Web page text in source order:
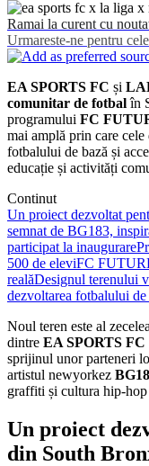
Ramai la curent cu
Urmareste-ne pentru
EA SPORTS FC și
comunitar de fotbalîn
programului FC
mai amplă prin care
fotbalului de bază și
educație și activități
Continut
Un proiect dezvoltat
semnat de BG183,
participat la inaugurare
500 de eleviFC
realăDesignul terenului
dezvoltarea fotbalului de
Noul teren este al
dintre EA SPORTS FC
sprijinul unor parteneri
artistul newyorkez
graffiti și cultura hip-
Un proiect
din South